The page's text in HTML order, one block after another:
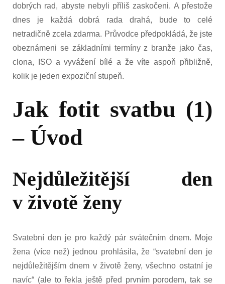
dobrých rad, abyste nebyli příliš zaskočeni. A přestože
dnes je každá dobrá rada drahá, bude to celé
netradičně zcela zdarma. Průvodce předpokládá, že jste
obeznámeni se základními termíny z branže jako čas,
clona, ISO a vyvážení bílé a že víte aspoň přibližně,
kolik je jeden expoziční stupeň.
Jak fotit svatbu (1)
– Úvod
Nejdůležitější den
v životě ženy
Svatební den je pro každý pár svátečním dnem. Moje
žena (více než) jednou prohlásila, že “svatební den je
nejdůležitějším dnem v životě ženy, všechno ostatní je
navíc“ (ale to řekla ještě před prvním porodem, tak se